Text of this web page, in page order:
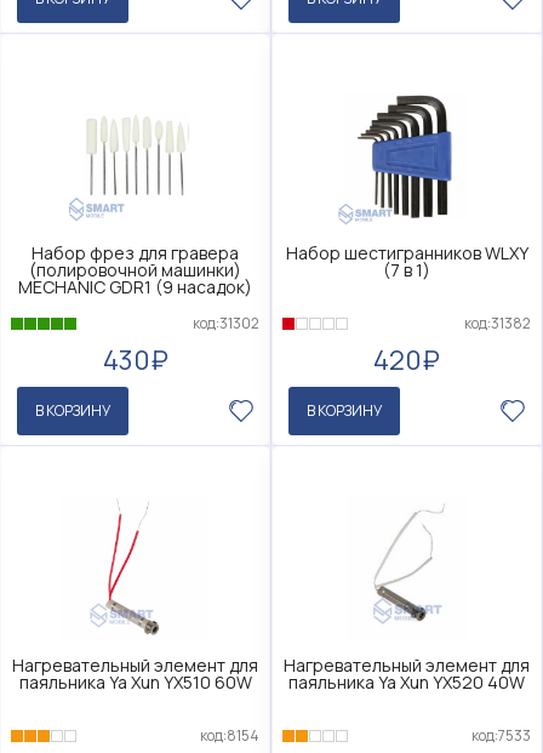
Набор фрез для гравера
(полировочной машинки)
MECHANIC GDR1 (9 насадок)
код:31302
430₽
В КОРЗИНУ
Набор шестигранников WLXY
(7 в 1)
код:31382
420₽
В КОРЗИНУ
Нагревательный элемент для
паяльника Ya Xun YX510 60W
код:8154
Нагревательный элемент для
паяльника Ya Xun YX520 40W
код:7533